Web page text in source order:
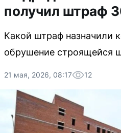
получил штраф
Какой штраф назначили
обрушение строящейся
21 мая, 2026, 08:17 12